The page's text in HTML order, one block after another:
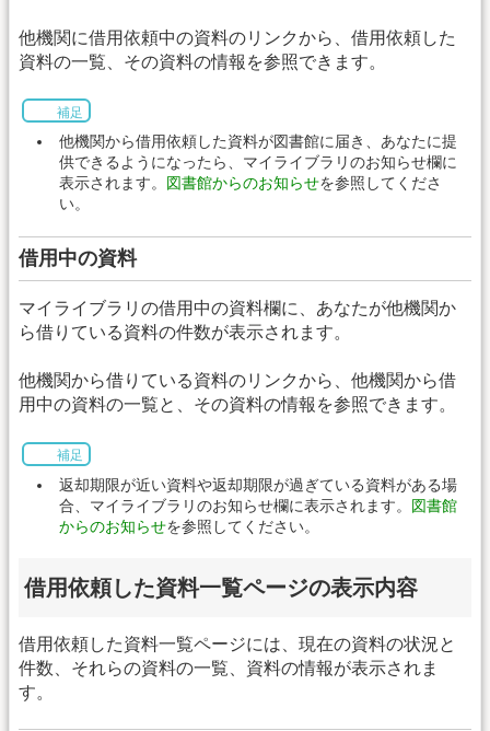
他機関に借用依頼中の資料のリンクから、借用依頼した
資料の一覧、その資料の情報を参照できます。
補足
他機関から借用依頼した資料が図書館に届き、あなたに提
供できるようになったら、マイライブラリのお知らせ欄に
表示されます。 図書館からのお知らせを参照してくださ
い。
借用中の資料
マイライブラリの借用中の資料欄に、あなたが他機関か
ら借りている資料の件数が表示されます。
他機関から借りている資料のリンクから、他機関から借
用中の資料の一覧と、その資料の情報を参照できます。
補足
返却期限が近い資料や返却期限が過ぎている資料がある場
合、マイライブラリのお知らせ欄に表示されます。 図書館
からのお知らせを参照してください。
借用依頼した資料一覧ページの表示内容
借用依頼した資料一覧ページには、現在の資料の状況と
件数、それらの資料の一覧、資料の情報が表示されま
す。